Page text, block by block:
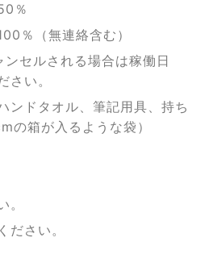
％
％（無連絡含む）
セルされる場合は稼働日
さい。
ンドタオル、筆記用具、持ち
箱が入るような袋）
。
ださい。